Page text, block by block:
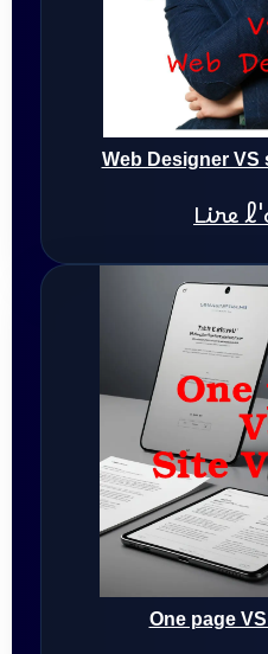
Web Designer
Lire
One page